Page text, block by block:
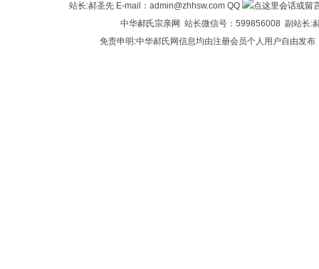
站长:郝圣先 E-mail：admin@zhhsw.com QQ
中华郝氏宗亲网 站长微信号：599856008 副站长:
免责申明:中华郝氏网信息均由注册会员个人用户自由发